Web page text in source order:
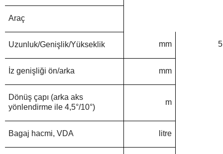
Araç
Uzunluk/Genişlik/Yükseklik mm
İz genişliği ön/arka mm
Dönüş çapı (arka aks
yönlendirme ile 4,5°/10°)
m
Bagaj hacmi, VDA litre